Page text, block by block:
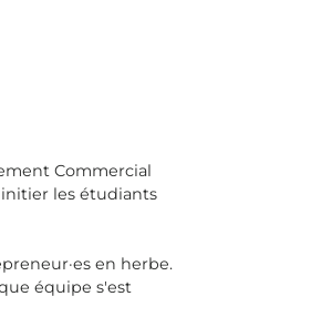
Commercial
les étudiants
en herbe.
équipe s'est